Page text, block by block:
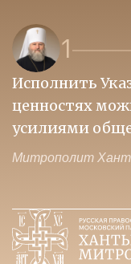
1
Исполнить
ценностях
усилиями
Митрополит